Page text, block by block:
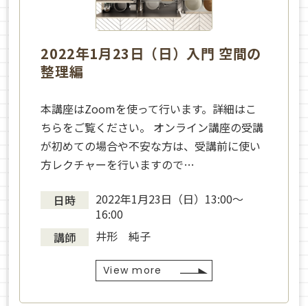
2022年1月23日（日）入門 空間の
整理編
本講座はZoomを使って行います。詳細はこ
ちらをご覧ください。 オンライン講座の受講
が初めての場合や不安な方は、受講前に使い
方レクチャーを行いますので…
日時
2022年1月23日（日）13:00〜
16:00
講師
井形 純子
View more